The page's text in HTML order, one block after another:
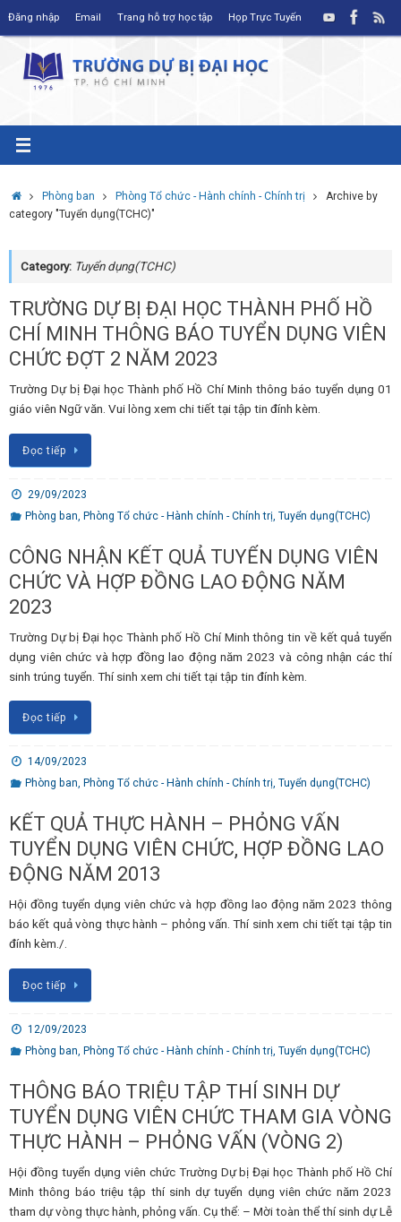
Đăng nhập Email Trang hỗ trợ học tập Họp Trực Tuyến
HomePhòng ban Phòng Tổ chức - Hành chính - Chính trị
Archive by
category "Tuyển dụng(TCHC)"
Category: Tuyển dụng(TCHC)
TRƯỜNG DỰ BỊ ĐẠI HỌC THÀNH PHỐ HỒ
CHÍ MINH THÔNG BÁO TUYỂN DỤNG VIÊN
CHỨC ĐỢT 2 NĂM 2023
Trường Dự bị Đại học Thành phố Hồ Chí Minh thông báo tuyển dụng 01
giáo viên Ngữ văn. Vui lòng xem chi tiết tại tập tin đính kèm.
Đọc tiếp
29/09/2023
Phòng ban Phòng Tổ chức - Hành chính - Chính trị Tuyển dụng(TCHC)
CÔNG NHẬN KẾT QUẢ TUYỂN DỤNG VIÊN
CHỨC VÀ HỢP ĐỒNG LAO ĐỘNG NĂM
2023
Trường Dự bị Đại học Thành phố Hồ Chí Minh thông tin về kết quả tuyển
dụng viên chức và hợp đồng lao động năm 2023 và công nhận các thí
sinh trúng tuyển. Thí sinh xem chi tiết tại tập tin đính kèm.
Đọc tiếp
14/09/2023
Phòng ban, Phòng Tổ chức - Hành chính - Chính trị, Tuyển dụng(TCHC)
KẾT QUẢ THỰC HÀNH – PHỎNG VẤN
TUYỂN DỤNG VIÊN CHỨC, HỢP ĐỒNG LAO
ĐỘNG NĂM 2013
Hội đồng tuyển dụng viên chức và hợp đồng lao động năm 2023 thông
báo kết quả vòng thực hành – phỏng vấn. Thí sinh xem chi tiết tại tập tin
đính kèm./.
Đọc tiếp
12/09/2023
Phòng ban Phòng Tổ chức - Hành chính - Chính trị Tuyển dụng(TCHC)
THÔNG BÁO TRIỆU TẬP THÍ SINH DỰ
TUYỂN DỤNG VIÊN CHỨC THAM GIA VÒNG
THỰC HÀNH – PHỎNG VẤN (VÒNG 2)
Hội đồng tuyển dụng viên chức Trường Dự bị Đại học Thành phố Hồ Chí
Minh thông báo triệu tập thí sinh dự tuyển dụng viên chức năm 2023
tham dự vòng thực hành, phỏng vấn. Cụ thể: – Mời toàn thể thí sinh dự Lễ